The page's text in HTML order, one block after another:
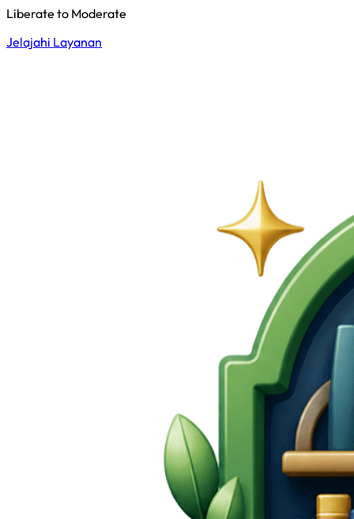
Liberate to Moderate
Jelajahi Layanan